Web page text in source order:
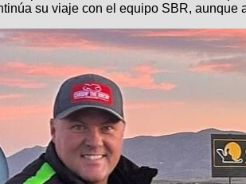
su viaje con el equipo SBR,